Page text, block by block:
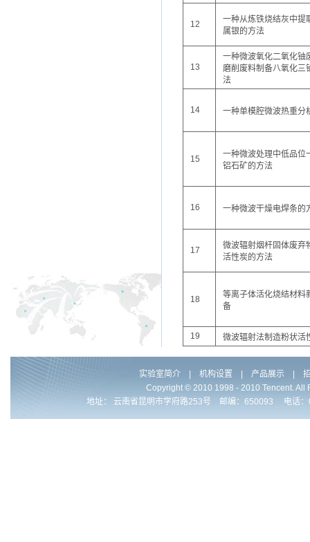
12
一种从炼铁烧结灰中提
属银的方法
13
一种微波氧化二氧化铀
磨削废料制备八氧化三
法
14 一种单模腔微波热重分
15
一种微波处理中低品位
铝石矿的方法
16 一种微波干燥电焊条的
17
微波辐射烟杆固体废弃
活性炭的方法
18
等离子体活化烧结材料
备
19 微波辐射法制造粉状活
实验室简介 机构设置 产品展示
Copyright © 2010 1998 - 2010 Tencent.
地址： 云南省昆明市学府路253号 邮编：650093 电话